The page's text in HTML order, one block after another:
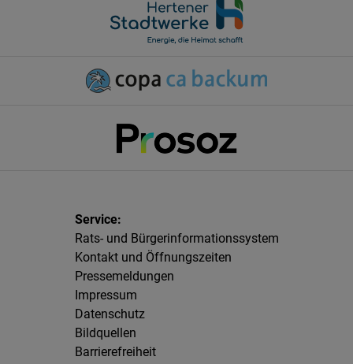
Rats- und Bürgerinformationssystem
Kontakt und Öffnungszeiten
Pressemeldungen
Impressum
Datenschutz
Bildquellen
Barrierefreiheit